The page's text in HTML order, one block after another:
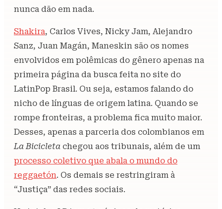
nunca dão em nada.
Shakira, Carlos Vives, Nicky Jam, Alejandro
Sanz, Juan Magán, Maneskin são os nomes
envolvidos em polêmicas do gênero apenas na
primeira página da busca feita no site do
LatinPop Brasil. Ou seja, estamos falando do
nicho de línguas de origem latina. Quando se
rompe fronteiras, a problema fica muito maior.
Desses, apenas a parceria dos colombianos em
La Bicicleta chegou aos tribunais, além de um
processo coletivo que abala o mundo do
reggaetón. Os demais se restringiram à
“Justiça” das redes sociais.